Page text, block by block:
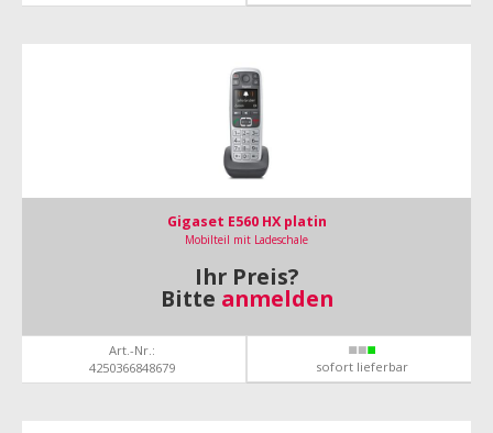
Gigaset E560 HX platin
Mobilteil mit Ladeschale
Ihr Preis?
Bitte anmelden
Art.-Nr.:
4250366848679
sofort lieferbar